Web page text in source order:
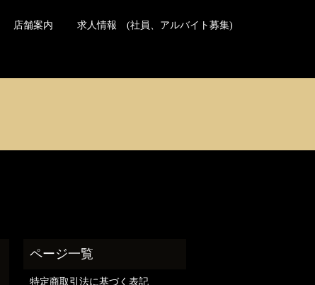
日本の方のご予約はこちら Reservations for travelers
店舗案内 求人情報 (社員、アルバイト募集)
特定商取引法に基づく表記